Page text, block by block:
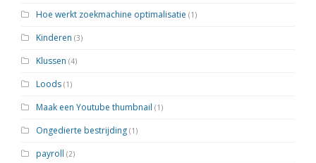
Hoe werkt zoekmachine optimalisatie (1)
Kinderen (3)
Klussen (4)
Loods (1)
Maak een Youtube thumbnail (1)
Ongedierte bestrijding (1)
payroll (2)